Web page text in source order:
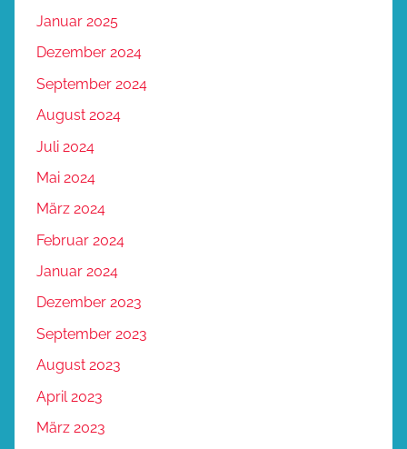
Januar 2025
Dezember 2024
September 2024
August 2024
Juli 2024
Mai 2024
März 2024
Februar 2024
Januar 2024
Dezember 2023
September 2023
August 2023
April 2023
März 2023